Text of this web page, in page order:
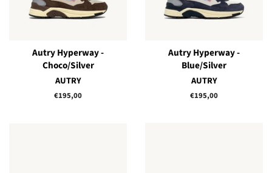
Autry Hyperway -
Choco/Silver
AUTRY
Prix
€195,00
Autry Hyperway -
Blue/Silver
AUTRY
Prix
€195,00